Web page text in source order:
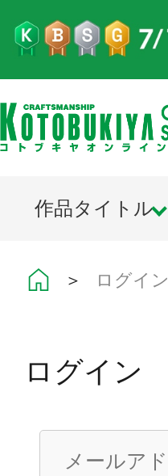
作品タイトル
＞ ログイン
ログイン